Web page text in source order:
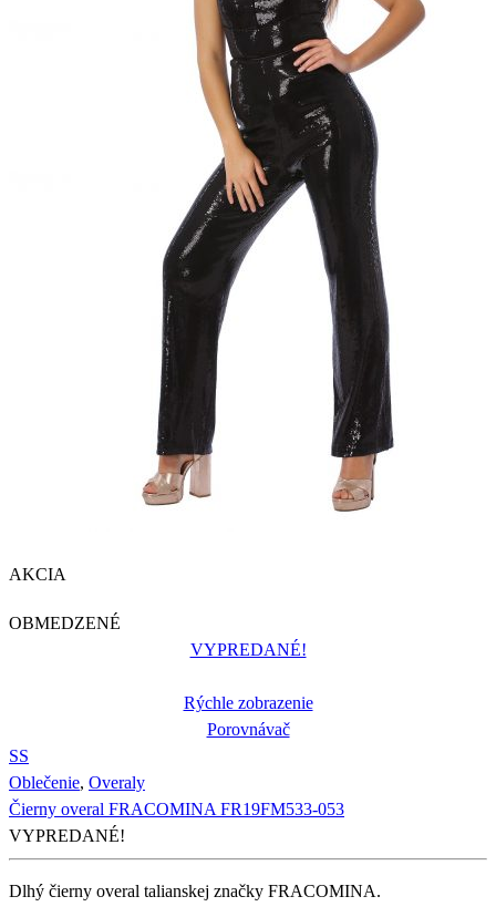
AKCIA
OBMEDZENÉ
VYPREDANÉ!
Rýchle zobrazenie
Porovnávač
SS
Oblečenie, Overaly
Čierny overal FRACOMINA FR19FM533-053
VYPREDANÉ!
Dlhý čierny overal talianskej značky FRACOMINA.